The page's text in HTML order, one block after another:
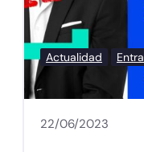
Actualidad
22/06/2023